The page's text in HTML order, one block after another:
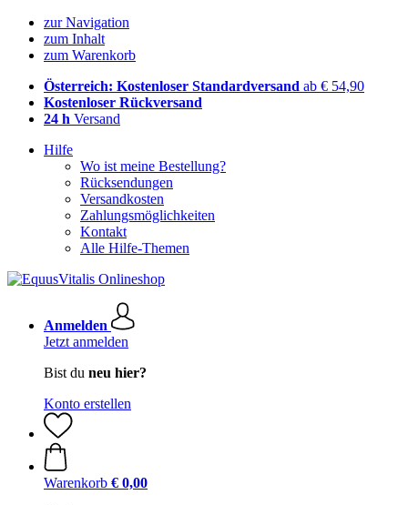
zur Navigation
zum Inhalt
zum Warenkorb
Österreich: Kostenloser Standardversand ab € 54,90
Kostenloser Rückversand
24 h Versand
Hilfe
Wo ist meine Bestellung?
Rücksendungen
Versandkosten
Zahlungsmöglichkeiten
Kontakt
Alle Hilfe-Themen
Anmelden
Jetzt anmelden
Bist du neu hier?
Konto erstellen
Warenkorb € 0,00